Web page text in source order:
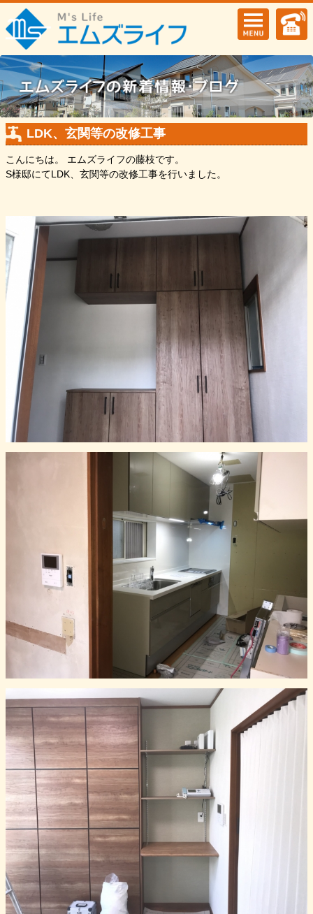
LDK、玄関等の改修工事
こんにちは。 エムズライフの藤枝です。
S様邸にてLDK、玄関等の改修工事を行いました。